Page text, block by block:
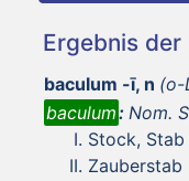
Ergebnis der
baculum -ī, n (o-
baculum: Nom.
Stock, Stab
Zauberstab